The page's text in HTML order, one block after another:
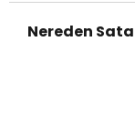
Nereden